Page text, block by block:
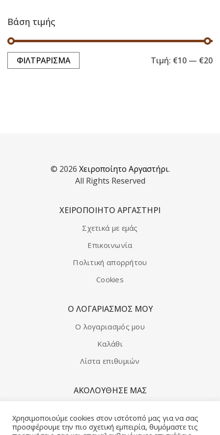
Βάση τιμής
ΦΙΛΤΡΆΡΙΣΜΑ Τιμή: €10 — €20
Μάλλινο κουκλάκι φελτ βατραχάκι
© 2026 Χειροποίητο Αργαστήρι.
All Rights Reserved
ΧΕΙΡΟΠΟΙΗΤΟ ΑΡΓΑΣΤΗΡΙ
Σχετικά με εμάς
Επικοινωνία
Πολιτική απορρήτου
Cookies
Ο ΛΟΓΑΡΙΑΣΜΌΣ ΜΟΥ
Ο λογαριασμός μου
Καλάθι
Λίστα επιθυμιών
ΑΚΟΛΟΥΘΗΣΕ ΜΑΣ
Χρησιμοποιούμε cookies στον ιστότοπό μας για να σας
προσφέρουμε την πιο σχετική εμπειρία, θυμόμαστε τις